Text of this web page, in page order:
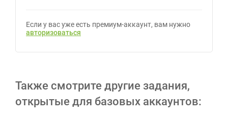
Если у вас уже есть премиум-аккаунт, вам нужно
авторизоваться
Также смотрите другие задания,
открытые для базовых аккаунтов: